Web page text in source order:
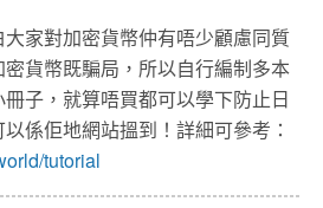
家對加密貨幣仲有唔少顧慮同質
貨幣既騙局，所以自行編制多本
子，就算唔買都可以學下防止日
係佢地網站搵到！詳細可參考：
tutorial